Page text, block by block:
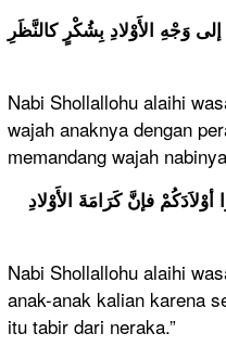
وَجْهِ الأَوْلادِ بِشُكْرٍ كالنَّظَرِ
Nabi Shollallohu alaihi
wajah anaknya dengan
memandang wajah
فإنَّ كَرَامَةَ الأَوْلادِ
Nabi Shollallohu alaihi
anak-anak kalian karena
itu tabir dari neraka.”